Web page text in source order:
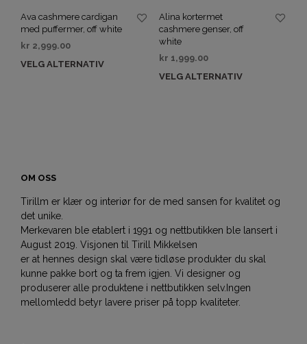
Ava cashmere cardigan
med puffermer, off white
kr 2,999.00
VELG ALTERNATIV
Alina kortermet
cashmere genser, off
white
kr 1,999.00
VELG ALTERNATIV
OM OSS
Tirillm er klær og interiør for de med sansen for kvalitet og
det unike.
Merkevaren ble etablert i 1991 og nettbutikken ble lansert i
August 2019. Visjonen til Tirill Mikkelsen
er at hennes design skal være tidløse produkter du skal
kunne pakke bort og ta frem igjen. Vi designer og
produserer alle produktene i nettbutikken selv.Ingen
mellomledd betyr lavere priser på topp kvaliteter.